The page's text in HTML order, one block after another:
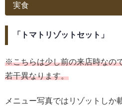
実食
「トマトリゾットセット」
※こちらは少し前の来店時なの
若干異なります。
メニュー写真ではリゾットしか